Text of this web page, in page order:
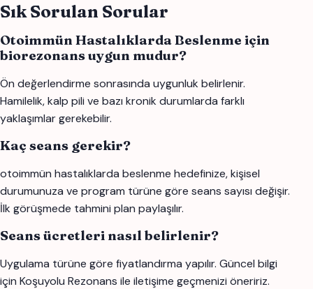
Sık Sorulan Sorular
Otoimmün Hastalıklarda Beslenme için
biorezonans uygun mudur?
Ön değerlendirme sonrasında uygunluk belirlenir.
Hamilelik, kalp pili ve bazı kronik durumlarda farklı
yaklaşımlar gerekebilir.
Kaç seans gerekir?
otoimmün hastalıklarda beslenme hedefinize, kişisel
durumunuza ve program türüne göre seans sayısı değişir.
İlk görüşmede tahmini plan paylaşılır.
Seans ücretleri nasıl belirlenir?
Uygulama türüne göre fiyatlandırma yapılır. Güncel bilgi
için Koşuyolu Rezonans ile iletişime geçmenizi öneririz.